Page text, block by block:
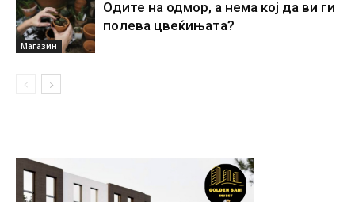
Магазин
Одите на одмор, а нема кој да ви ги
полева цвеќињата?